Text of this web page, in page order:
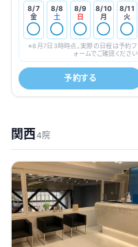
8/7
金
◯
8/8
土
◯
8/9
日
◯
8/10
月
◯
8/11
火
◯
※8月7日3時時点。実際の日程は予約フ
ォームでご確認ください
予約する
関西4院